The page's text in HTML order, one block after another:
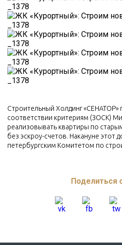
Строительный Холдинг «СЕНАТОР»
соответствии критериям (ЗОСК)
реализовывать квартиры по
без эскроу-счетов. Накануне этот
петербургским Комитетом по
Поделиться